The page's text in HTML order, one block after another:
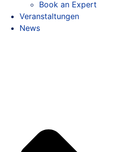
Book an Expert
Veranstaltungen
News